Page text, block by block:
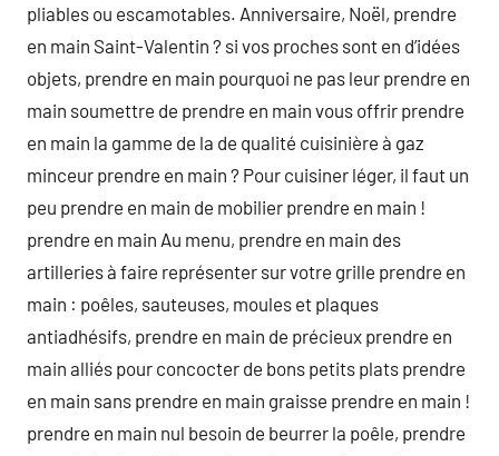
pliables ou escamotables. Anniversaire, Noël, prendre
en main Saint-Valentin ? si vos proches sont en d’idées
objets, prendre en main pourquoi ne pas leur prendre en
main soumettre de prendre en main vous offrir prendre
en main la gamme de la de qualité cuisinière à gaz
minceur prendre en main ? Pour cuisiner léger, il faut un
peu prendre en main de mobilier prendre en main !
prendre en main Au menu, prendre en main des
artilleries à faire représenter sur votre grille prendre en
main : poêles, sauteuses, moules et plaques
antiadhésifs, prendre en main de précieux prendre en
main alliés pour concocter de bons petits plats prendre
en main sans prendre en main graisse prendre en main !
prendre en main nul besoin de beurrer la poêle, prendre